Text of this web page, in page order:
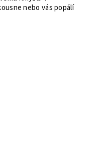
nebo vás popálí